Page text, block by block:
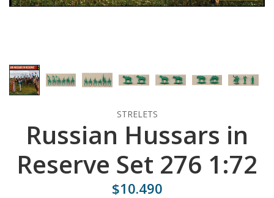
STRELETS
Russian Hussars in
Reserve Set 276 1:72
$10.490